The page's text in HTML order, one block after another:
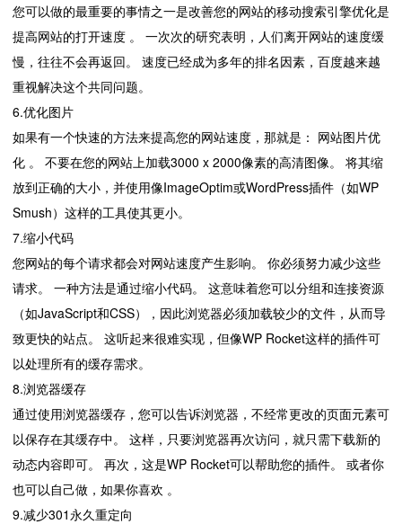
您可以做的最重要的事情之一是改善您的网站的移动搜索引擎优化是
提高网站的打开速度 。 一次次的研究表明，人们离开网站的速度缓
慢，往往不会再返回。 速度已经成为多年的排名因素，百度越来越
重视解决这个共同问题。
6.优化图片
如果有一个快速的方法来提高您的网站速度，那就是： 网站图片优
化 。 不要在您的网站上加载3000 x 2000像素的高清图像。 将其缩
放到正确的大小，并使用像ImageOptim或WordPress插件（如WP
Smush）这样的工具使其更小。
7.缩小代码
您网站的每个请求都会对网站速度产生影响。 你必须努力减少这些
请求。 一种方法是通过缩小代码。 这意味着您可以分组和连接资源
（如JavaScript和CSS），因此浏览器必须加载较少的文件，从而导
致更快的站点。 这听起来很难实现，但像WP Rocket这样的插件可
以处理所有的缓存需求。
8.浏览器缓存
通过使用浏览器缓存，您可以告诉浏览器，不经常更改的页面元素可
以保存在其缓存中。 这样，只要浏览器再次访问，就只需下载新的
动态内容即可。 再次，这是WP Rocket可以帮助您的插件。 或者你
也可以自己做，如果你喜欢 。
9.减少301永久重定向